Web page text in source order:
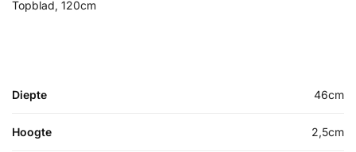
Topblad, 120cm
Diepte 46cm
Hoogte 2,5cm